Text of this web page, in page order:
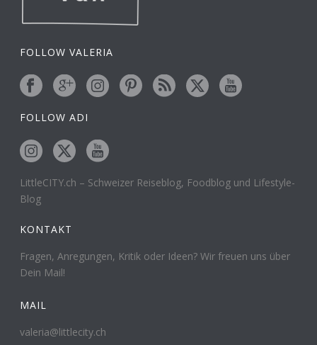
FOLLOW VALERIA
FOLLOW ADI
LittleCITY.ch – Schweizer Reiseblog, Foodblog und Lifestyle-
Blog
KONTAKT
Fragen, Anregungen, Kritik oder Ideen? Wir freuen uns über
Dein Mail!
MAIL
valeria@littlecity.ch